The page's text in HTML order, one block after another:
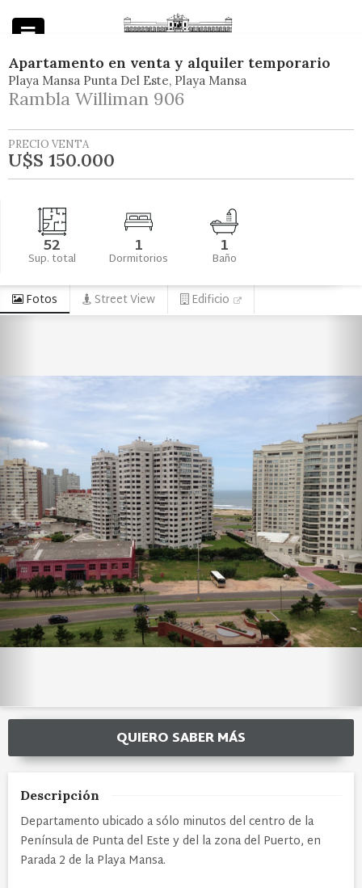
Apartamento en venta y alquiler temporario
Playa Mansa Punta Del Este Playa Mansa
Rambla Williman 906
PRECIO VENTA
U$S 150.000
52
Sup. total 1
Dormitorios 1
Baño
Fotos Street View Edificio
QUIERO SABER MÁS
Descripción
Departamento ubicado a sólo minutos del centro de la
Península de Punta del Este y del la zona del Puerto, en
Parada 2 de la Playa Mansa.